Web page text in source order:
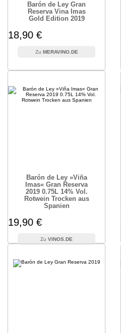
Barón de Ley Gran
Reserva Vina Imas
Gold Edition 2019
18,90 €
MERAVINO.DE
Barón de Ley »Viña
Imas« Gran Reserva
2019 0.75L 14% Vol.
Rotwein Trocken aus
Spanien
19,90 €
VINOS.DE